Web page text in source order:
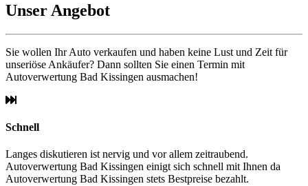
Unser Angebot
Sie wollen Ihr Auto verkaufen und haben keine Lust und Zeit für
unseriöse Ankäufer? Dann sollten Sie einen Termin mit
Autoverwertung Bad Kissingen ausmachen!
Schnell
Langes diskutieren ist nervig und vor allem zeitraubend.
Autoverwertung Bad Kissingen einigt sich schnell mit Ihnen da
Autoverwertung Bad Kissingen stets Bestpreise bezahlt.